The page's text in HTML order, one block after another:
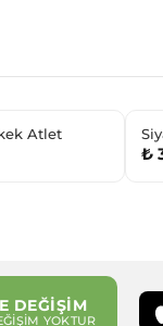
Atlet
₺
DEĞİŞİM
YOKTUR